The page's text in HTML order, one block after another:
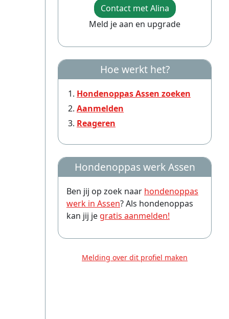
Contact met Alina
Meld je aan en upgrade
Hoe werkt het?
Hondenoppas Assen zoeken
Aanmelden
Reageren
Hondenoppas werk Assen
Ben jij op zoek naar hondenoppas
werk in Assen? Als hondenoppas
kan jij je gratis aanmelden!
Melding over dit profiel maken